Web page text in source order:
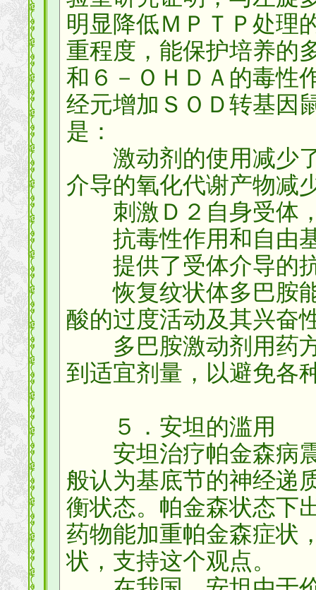
明显降低ＭＰＴＰ处理
重程度，能保护培养的
和６－ＯＨＤＡ的毒性
经元增加ＳＯＤ转基因
是：
激动剂的使用减少了
介导的氧化代谢产物减
刺激Ｄ２自身受体，
抗毒性作用和自由
提供了受体介导的
恢复纹状体多巴胺能
酸的过度活动及其兴奋
多巴胺激动剂用药方
到适宜剂量，以避免各
５．安坦的滥用
安坦治疗帕金森病震
般认为基底节的神经递
衡状态。帕金森状态下
药物能加重帕金森症状
状，支持这个观点。